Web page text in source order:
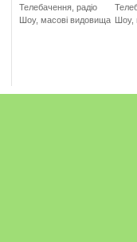
Телебачення, радіо
Шоу, масові видовища Шоу,